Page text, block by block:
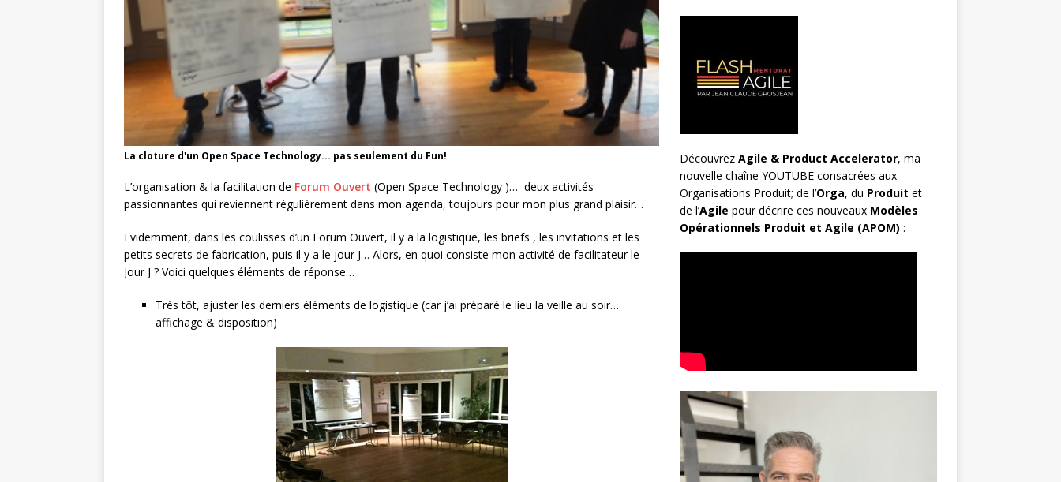
La cloture d'un Open Space Technology... pas seulement du Fun!
L’organisation & la facilitation de Forum Ouvert (Open Space Technology )… deux activités
passionnantes qui reviennent régulièrement dans mon agenda, toujours pour mon plus grand plaisir…
Evidemment, dans les coulisses d’un Forum Ouvert, il y a la logistique, les briefs , les invitations et les
petits secrets de fabrication, puis il y a le jour J… Alors, en quoi consiste mon activité de facilitateur le
Jour J ? Voici quelques éléments de réponse…
Très tôt, ajuster les derniers éléments de logistique (car j’ai préparé le lieu la veille au soir…
affichage & disposition)
Découvrez Agile & Product Accelerator, ma
nouvelle chaîne YOUTUBE consacrées aux
Organisations Produit; de l’Orga, du Produit et
de l’Agile pour décrire ces nouveaux Modèles
Opérationnels Produit et Agile (APOM) :